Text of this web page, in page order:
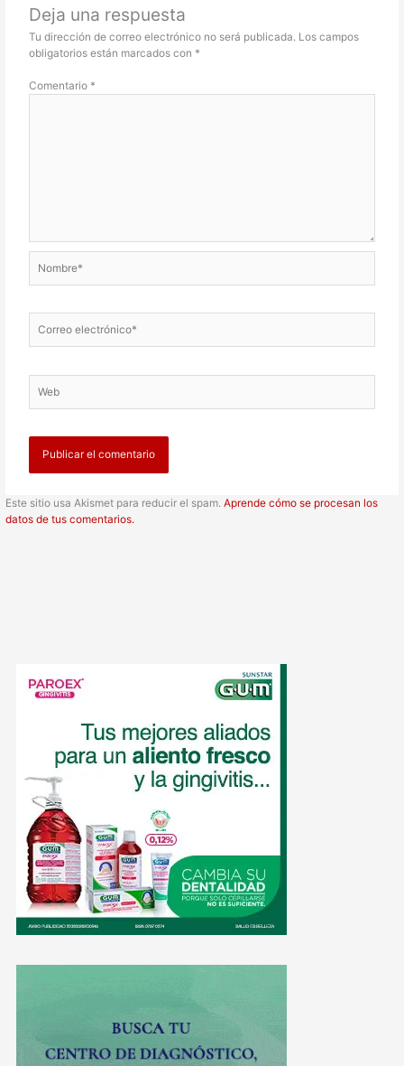
Deja una respuesta
Tu dirección de correo electrónico no será publicada. Los campos
obligatorios están marcados con *
Comentario *
electrónico*
Este sitio usa Akismet para reducir el spam.Aprende cómo se procesan los
datos de tus comentarios.